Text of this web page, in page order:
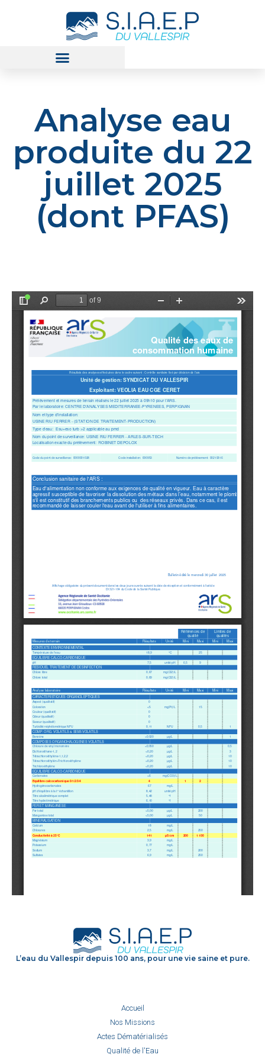
Analyse eau
produite du 22
juillet 2025
(dont PFAS)
L’eau du Vallespir depuis 100 ans, pour une vie saine et pure.
Accueil
Nos Missions
Actes Dématérialisés
Qualité de l'Eau